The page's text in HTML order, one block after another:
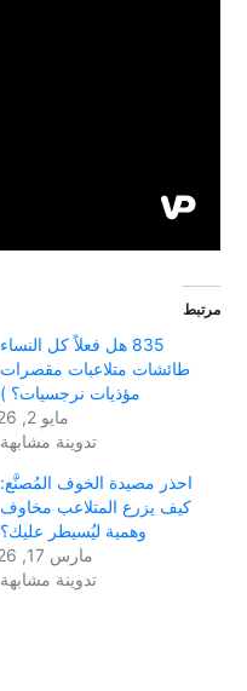
مرتبط
835 هل فعلاً كل النساء
طائشات متلاعبات مقصرات
مؤذيات نرجسيات؟ )
مايو 2, 2026
تدوينة مشابهة
احذر مصيدة الخوف المُصنَّع:
كيف يزرع المتلاعب مخاوف
وهمية ليُسيطر عليك؟
مارس 17, 2026
تدوينة مشابهة